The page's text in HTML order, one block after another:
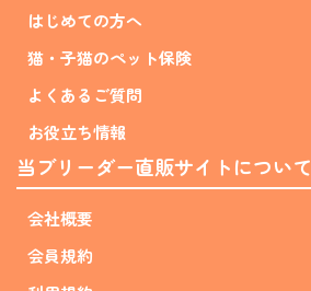
はじめての方へ
猫・子猫のペット保険
よくあるご質問
お役立ち情報
当ブリーダー直販サイトについて
会社概要
会員規約